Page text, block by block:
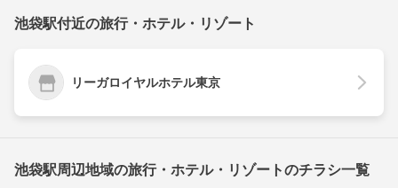
池袋駅付近の旅行・ホテル・リゾート
リーガロイヤルホテル東京
池袋駅周辺地域の旅行・ホテル・リゾートのチラシ一覧